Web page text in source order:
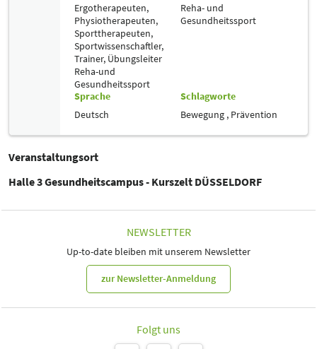
Ergotherapeuten,
Physiotherapeuten,
Sporttherapeuten,
Sportwissenschaftler,
Trainer, Übungsleiter
Reha-und
Gesundheitssport
Reha- und
Gesundheitssport
Sprache
Deutsch
Schlagworte
Bewegung , Prävention
Veranstaltungsort
Halle 3 Gesundheitscampus - Kurszelt DÜSSELDORF
NEWSLETTER
Up-to-date bleiben mit unserem Newsletter
zur Newsletter-Anmeldung
Folgt uns